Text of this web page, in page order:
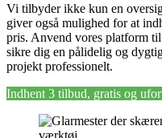
Vi tilbyder ikke kun en
giver også mulighed for at
pris. Anvend vores platform
sikre dig en pålidelig og
projekt professionelt.
Indhent 3 tilbud, gratis og